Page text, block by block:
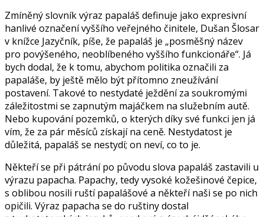
Zmíněný slovník výraz papaláš definuje jako expresivní
hanlivé označení vyššího veřejného činitele, Dušan Šlosar
v knížce Jazyčník, píše, že papaláš je „posměšný název
pro povýšeného, neoblíbeného vyššího funkcionáře“. Já
bych dodal, že k tomu, abychom politika označili za
papaláše, by ještě mělo být přítomno zneužívání
postavení. Takové to nestydaté ježdění za soukromými
záležitostmi se zapnutým majáčkem na služebním autě.
Nebo kupování pozemků, o kterých díky své funkci jen já
vím, že za pár měsíců získají na ceně. Nestydatost je
důležitá, papaláš se nestydí; on neví, co to je.
Někteří se při pátrání po původu slova papaláš zastavili u
výrazu papacha. Papachy, tedy vysoké kožešinové čepice,
s oblibou nosili ruští papalášové a někteří naši se po nich
opičili. Výraz papacha se do ruštiny dostal